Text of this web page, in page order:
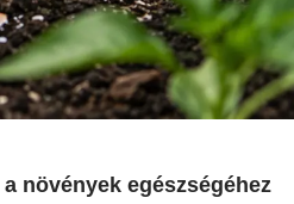
növények egészségéhez